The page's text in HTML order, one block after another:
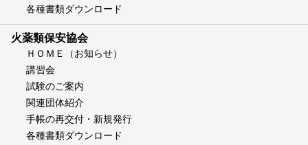
各種書類ダウンロード
火薬類保安協会
ＨＯＭＥ（お知らせ）
講習会
試験のご案内
関連団体紹介
手帳の再交付・新規発行
各種書類ダウンロード